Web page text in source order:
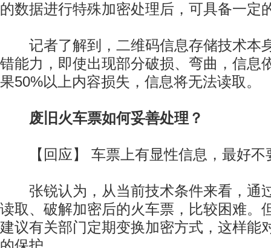
的数据进行特殊加密处理后，可具备一定
记者了解到，二维码信息存储技术本
错能力，即使出现部分破损、弯曲，信息
果50%以上内容损失，信息将无法读取。
废旧火车票如何妥善处理？
【回应】 车票上有显性信息，最好不
张锐认为，从当前技术条件来看，通
读取、破解加密后的火车票，比较困难。
建议有关部门定期变换加密方式，这样能